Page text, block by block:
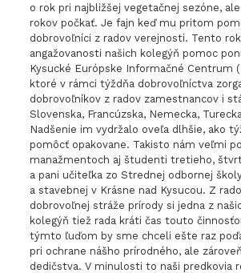
o rok pri najbližšej vegetačnej sezóne,
rokov počkať. Je fajn keď mu pritom
dobrovoľníci z radov verejnosti. Tento
angažovanosti našich kolegýň pomoc
Kysucké Európske Informačné Centrum
ktoré v rámci týždňa dobrovoľníctva
dobrovoľníkov z radov zamestnancov i
Slovenska, Francúzska, Nemecka,
Nadšenie im vydržalo oveľa dlhšie, ako
pomôcť opakovane. Takisto nám veľmi
manažmentoch aj študenti tretieho,
a pani učiteľka zo Strednej odbornej
a stavebnej v Krásne nad Kysucou. Z
dobrovoľnej stráže prírody si jedna z
kolegýň tiež rada kráti čas touto
týmto ľuďom by sme chceli ešte raz
pri ochrane nášho prírodného, ale
dedičstva. V minulosti to naši predkovia